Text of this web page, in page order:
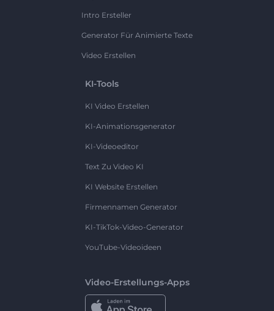
Intro Ersteller
Generator Für Animierte Texte
Video Erstellen
KI-Tools
KI Video Erstellen
KI-Animationsgenerator
KI-Videoeditor
Text Zu Video KI
KI Website Erstellen
Firmennamen Generator
KI-TikTok-Video-Generator
YouTube-Videoideen
Video-Erstellungs-Apps